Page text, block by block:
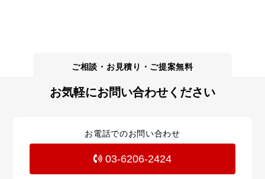
お気軽にお問い合わせください
お電話でのお問い合わせ
03-6206-2424